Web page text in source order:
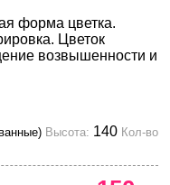
форма цветка.
Цветок
возвышенности и
Высота: 140 Кол-во